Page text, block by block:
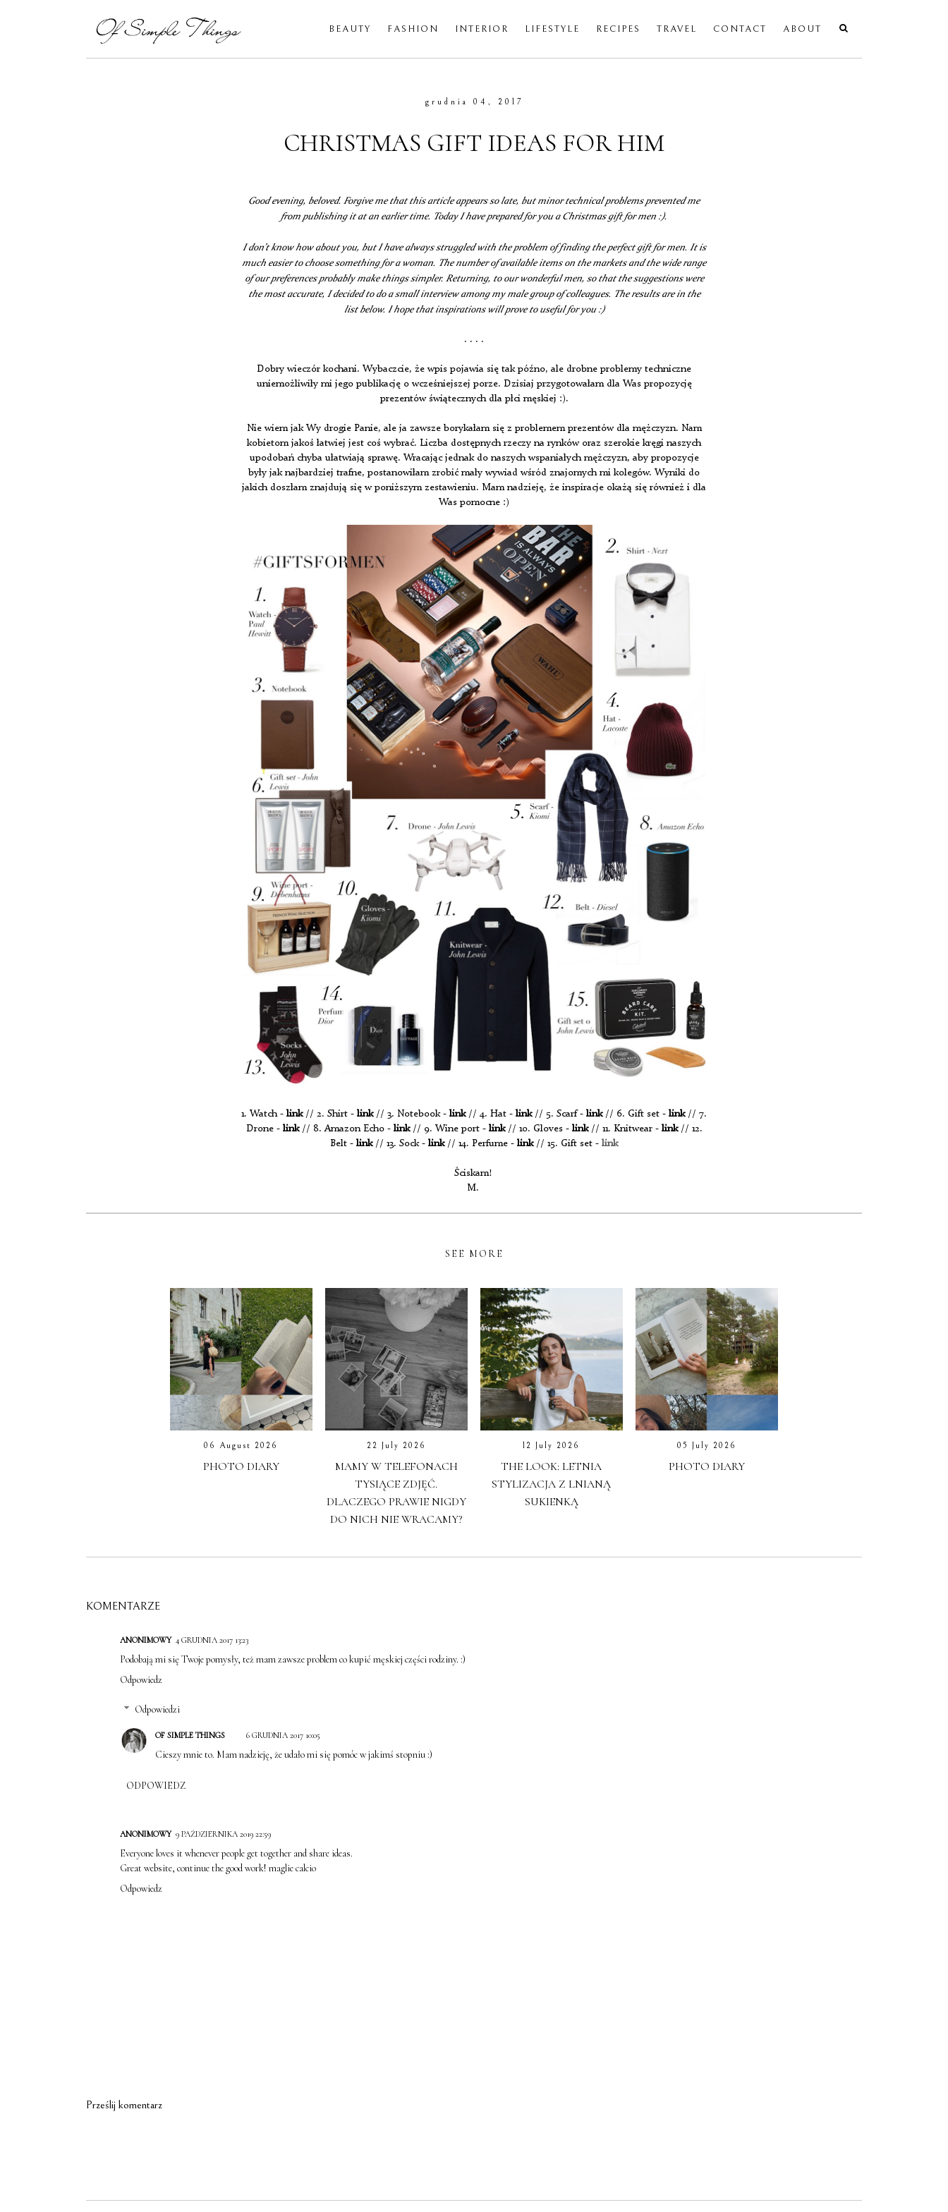
BEAUTY FASHION INTERIOR LIFESTYLE RECIPES TRAVEL CONTACT ABOUT
grudnia 04, 2017
CHRISTMAS GIFT IDEAS FOR HIM
Good evening, beloved. Forgive me that this article appears so late, but minor technical problems prevented me
from publishing it at an earlier time. Today I have prepared for you a Christmas gift for men :).
I don’t know how about you, but I have always struggled with the problem of finding the perfect gift for men. It is
much easier to choose something for a woman. The number of available items on the markets and the wide range
of our preferences probably make things simpler. Returning, to our wonderful men, so that the suggestions were
the most accurate, I decided to do a small interview among my male group of colleagues. The results are in the
list below. I hope that inspirations will prove to useful for you :)
. . . .
Dobry wieczór kochani. Wybaczcie, że wpis pojawia się tak późno, ale drobne problemy techniczne
uniemożliwiły mi jego publikację o wcześniejszej porze. Dzisiaj przygotowałam dla Was propozycję
prezentów świątecznych dla płci męskiej :).
Nie wiem jak Wy drogie Panie, ale ja zawsze borykałam się z problemem prezentów dla mężczyzn. Nam
kobietom jakoś łatwiej jest coś wybrać. Liczba dostępnych rzeczy na rynków oraz szerokie kręgi naszych
upodobań chyba ułatwiają sprawę. Wracając jednak do naszych wspaniałych mężczyzn, aby propozycje
były jak najbardziej trafne, postanowiłam zrobić mały wywiad wśród znajomych mi kolegów. Wyniki do
jakich doszłam znajdują się w poniższym zestawieniu. Mam nadzieję, że inspiracje okażą się również i dla
Was pomocne :)
1. Watch - link// 2. Shirt - link// 3. Notebook - link// 4. Hat - link// 5. Scarf - link// 6. Gift set - link// 7.
Drone - link// 8. Amazon Echo - link// 9. Wine port - link// 10. Gloves - link// 11. Knitwear - link// 12.
Belt - link// 13. Sock - link// 14. Perfume - link// 15. Gift set - link
Ściskam!
M.
SEE MORE
06 August 2026
PHOTO DIARY
22 July 2026
MAMY W TELEFONACH
TYSIĄCE ZDJĘĆ.
DLACZEGO PRAWIE NIGDY
DO NICH NIE WRACAMY?
12 July 2026
THE LOOK: LETNIA
STYLIZACJA Z LNIANĄ
SUKIENKĄ
05 July 2026
PHOTO DIARY
KOMENTARZE
ANONIMOWY 4 GRUDNIA 2017 13:23
Podobają mi się Twoje pomysły, też mam zawsze problem co kupić męskiej części rodziny. :)
Odpowiedz
Odpowiedzi
OF SIMPLE THINGS 6 GRUDNIA 2017 10:05
Cieszy mnie to. Mam nadzieję, że udało mi się pomóc w jakimś stopniu :)
ODPOWIEDZ
ANONIMOWY 9 PAŹDZIERNIKA 2019 22:59
Everyone loves it whenever people get together and share ideas.
Great website, continue the good work! maglie calcio
Odpowiedz
Prześlij komentarz